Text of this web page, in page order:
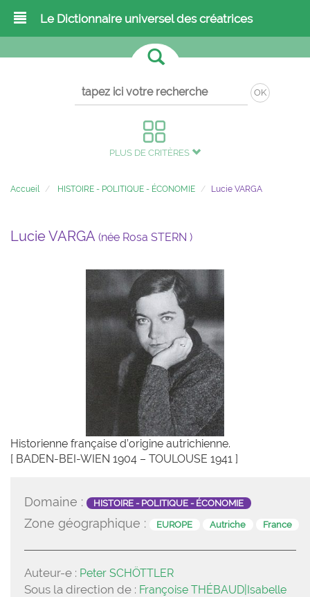
Le Dictionnaire universel des créatrices
OK
PLUS DE CRITÈRES
Accueil HISTOIRE - POLITIQUE - ÉCONOMIE Lucie VARGA
Lucie VARGA (née Rosa STERN )
Historienne française d’origine autrichienne.
[ BADEN-BEI-WIEN 1904 – TOULOUSE 1941 ]
Domaine : HISTOIRE - POLITIQUE - ÉCONOMIE
Zone géographique : EUROPE Autriche France
Auteur-e : Peter SCHÖTTLER
Sous la direction de : Françoise THÉBAUD|Isabelle